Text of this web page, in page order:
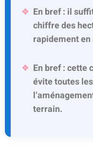
En bref : il
chiffre des
rapidement
En bref : cette
évite toutes
terrain.